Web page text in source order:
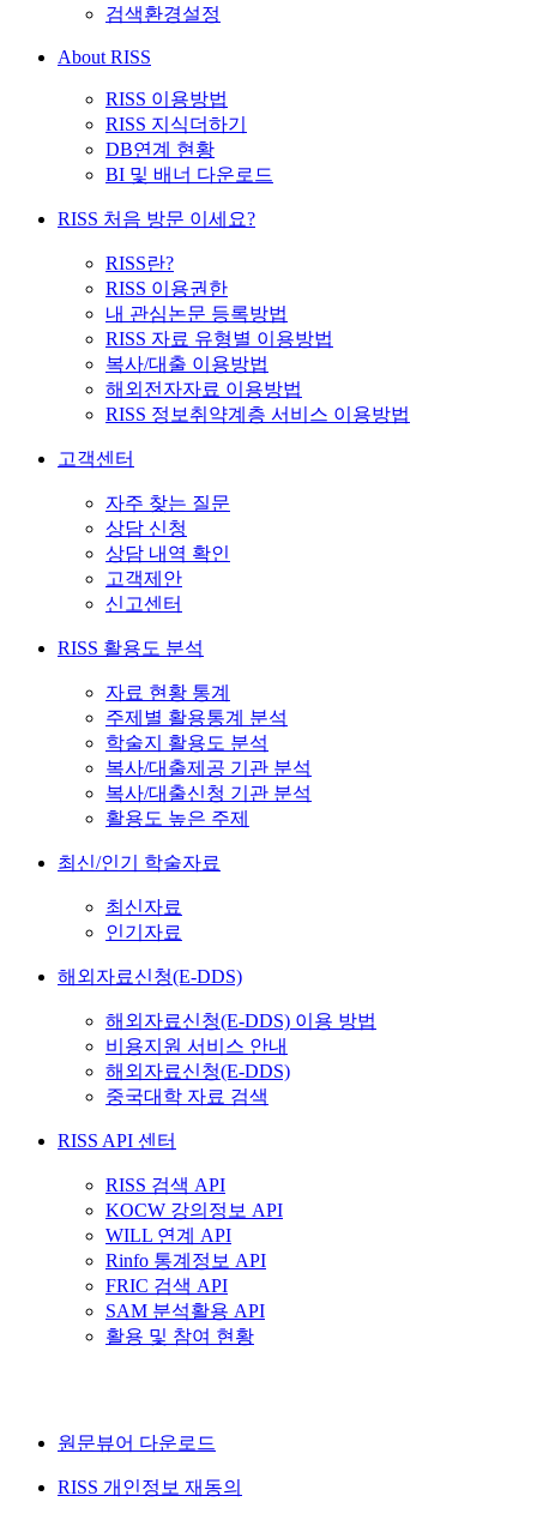
검색환경설정
About RISS
RISS 이용방법
RISS 지식더하기
DB연계 현황
BI 및 배너 다운로드
RISS 처음 방문 이세요?
RISS란?
RISS 이용권한
내 관심논문 등록방법
RISS 자료 유형별 이용방법
복사/대출 이용방법
해외전자자료 이용방법
RISS 정보취약계층 서비스 이용방법
고객센터
자주 찾는 질문
상담 신청
상담 내역 확인
고객제안
신고센터
RISS 활용도 분석
자료 현황 통계
주제별 활용통계 분석
학술지 활용도 분석
복사/대출제공 기관 분석
복사/대출신청 기관 분석
활용도 높은 주제
최신/인기 학술자료
최신자료
인기자료
해외자료신청(E-DDS)
해외자료신청(E-DDS) 이용 방법
비용지원 서비스 안내
해외자료신청(E-DDS)
중국대학 자료 검색
RISS API 센터
RISS 검색 API
KOCW 강의정보 API
WILL 연계 API
Rinfo 통계정보 API
FRIC 검색 API
SAM 분석활용 API
활용 및 참여 현황
원문뷰어 다운로드
RISS 개인정보 재동의